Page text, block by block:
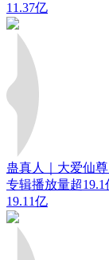
11.37亿
蛊真人｜大爱仙
专辑播放量超19.1
19.11亿